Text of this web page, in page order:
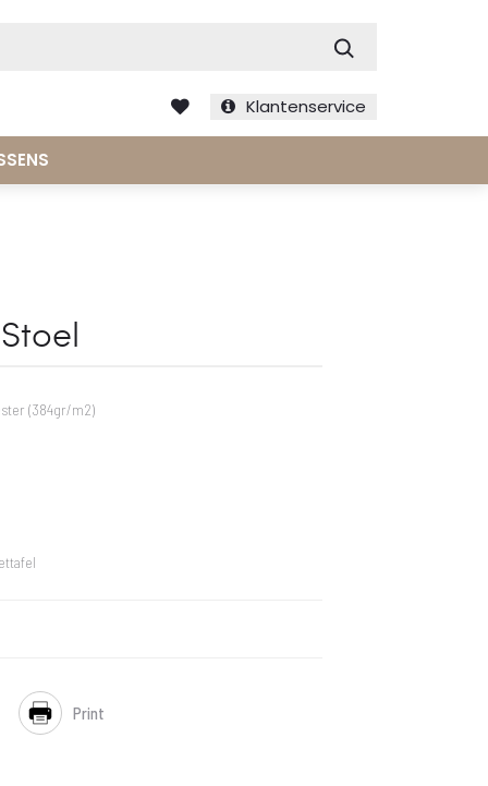
Klantenservice
(384gr/m2)
Print